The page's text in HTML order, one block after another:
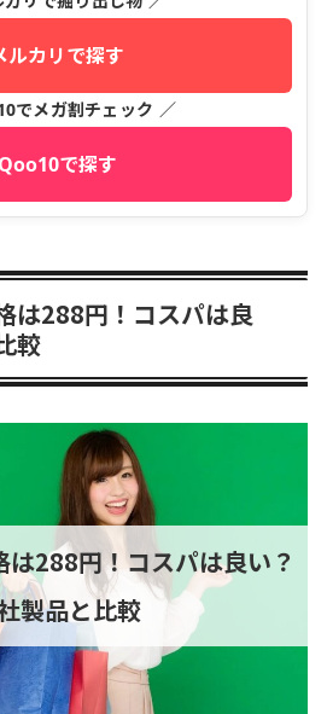
ルカリで探す
でメガ割チェック ／
Qoo10で探す
は288円！コスパは良
較
は288円！コスパは良い？
製品と比較